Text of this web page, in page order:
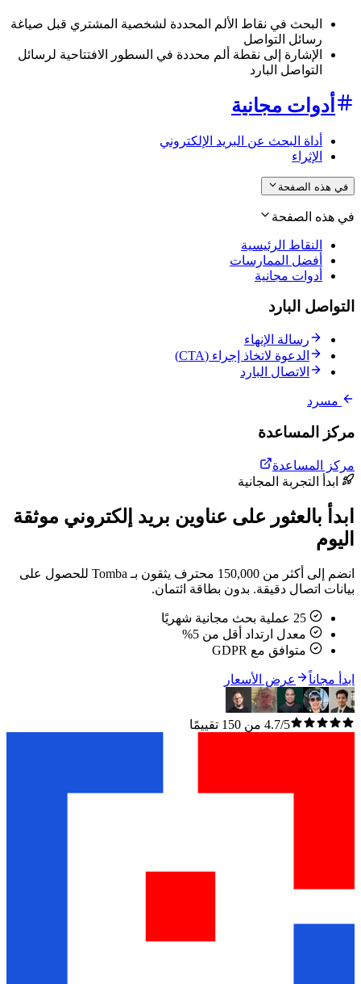
البحث في نقاط الألم المحددة لشخصية المشتري قبل صياغة
رسائل التواصل
الإشارة إلى نقطة ألم محددة في السطور الافتتاحية لرسائل
التواصل البارد
أدوات مجانية
أداة البحث عن البريد الإلكتروني
الإثراء
في هذه الصفحة
في هذه الصفحة
النقاط الرئيسية
أفضل الممارسات
أدوات مجانية
التواصل البارد
رسالة الإنهاء
الدعوة لاتخاذ إجراء (CTA)
الاتصال البارد
مسرد
مركز المساعدة
مركز المساعدة
ابدأ التجربة المجانية
ابدأ بالعثور على عناوين بريد إلكتروني موثقة
اليوم
انضم إلى أكثر من 150,000 محترف يثقون بـ Tomba للحصول على
بيانات اتصال دقيقة. بدون بطاقة ائتمان.
معدل ارتداد أقل من 5%
متوافق مع GDPR
ابدأ مجاناً عرض الأسعار
4.7/5 من 150 تقييمًا